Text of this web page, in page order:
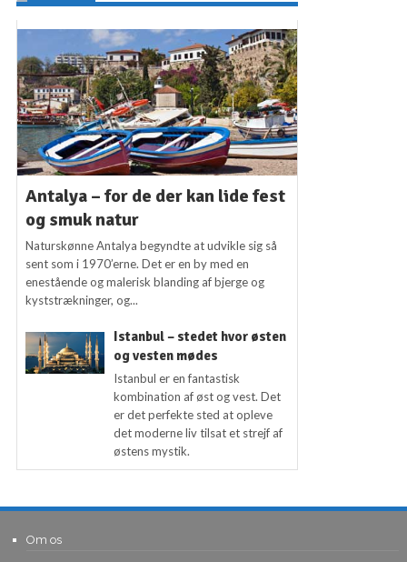
Antalya – for de der kan lide fest
og smuk natur
Naturskønne Antalya begyndte at udvikle sig så
sent som i 1970’erne. Det er en by med en
enestående og malerisk blanding af bjerge og
kyststrækninger, og...
Istanbul – stedet hvor østen
og vesten mødes
Istanbul er en fantastisk
kombination af øst og vest. Det
er det perfekte sted at opleve
det moderne liv tilsat et strejf af
østens mystik.
Om os